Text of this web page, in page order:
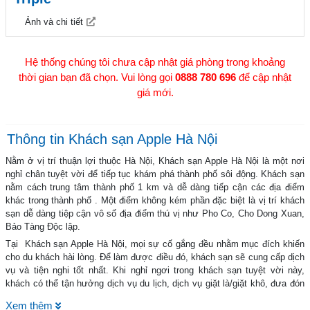
Ảnh và chi tiết
Hệ thống chúng tôi chưa cập nhật giá phòng trong khoảng
thời gian bạn đã chọn. Vui lòng gọi 0888 780 696 để cập nhật
giá mới.
Thông tin Khách sạn Apple Hà Nội
Nằm ở vị trí thuận lợi thuộc Hà Nội, Khách sạn Apple Hà Nội là một nơi
nghỉ chân tuyệt vời để tiếp tục khám phá thành phố sôi động. Khách sạn
nằm cách trung tâm thành phố 1 km và dễ dàng tiếp cận các địa điểm
khác trong thành phố . Một điểm không kém phần đặc biệt là vị trí khách
sạn dễ dàng tiệp cận vô số địa điểm thú vị như Pho Co, Cho Dong Xuan,
Bảo Tàng Độc lập.
Tại Khách sạn Apple Hà Nội, mọi sự cố gắng đều nhằm mục đích khiến
cho du khách hài lòng. Để làm được điều đó, khách sạn sẽ cung cấp dịch
vụ và tiện nghi tốt nhất. Khi nghỉ ngơi trong khách sạn tuyệt vời này,
khách có thể tận hưởng dịch vụ du lịch, dịch vụ giặt là/giặt khô, đưa đón
Xem thêm